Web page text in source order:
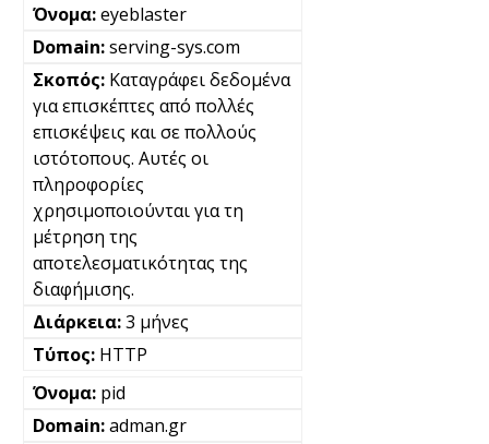
eyeblaster
serving-sys.com
Καταγράφει δεδομένα
για επισκέπτες από πολλές
επισκέψεις και σε πολλούς
ιστότοπους. Αυτές οι
πληροφορίες
χρησιμοποιούνται για τη
μέτρηση της
αποτελεσματικότητας της
διαφήμισης.
3 μήνες
HTTP
pid
adman.gr